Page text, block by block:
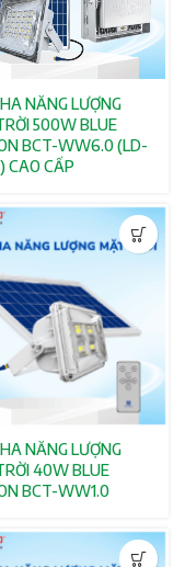
NĂNG LƯỢNG
500W BLUE
BCT-WW6.0 (LD-
CAO CẤP
NĂNG LƯỢNG
40W BLUE
BCT-WW1.0